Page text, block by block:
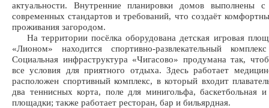
актуальности. Внутренние планировки домов выполнены
современных стандартов и требований, что создаёт
проживания загородом.
На территории посёлка оборудована детская игровая
«Лионом» находится спортивно-развлекательный
Социальная инфраструктура «Чигасово» продумана так,
все условия для приятного отдыха. Здесь работает
расположен спортивный комплекс, в который входит
два теннисных корта, поле для минигольфа, баскетбольная и
площадки; также работает ресторан, бар и бильярдная.